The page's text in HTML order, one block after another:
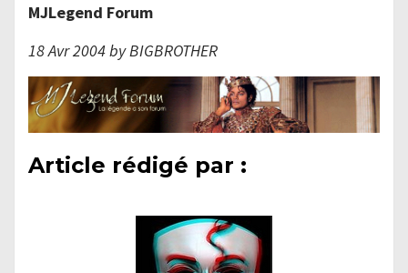
MJLegend Forum
18 Avr 2004 by BIGBROTHER
Article rédigé par :